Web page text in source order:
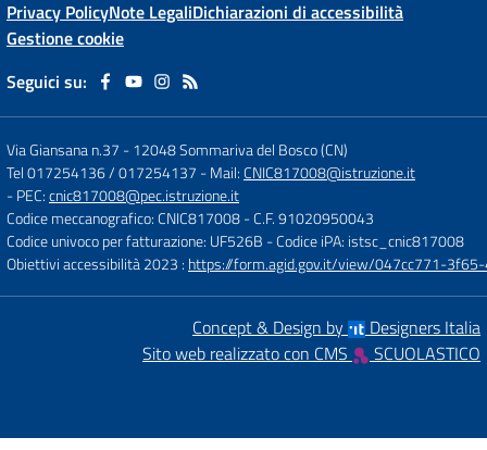
Privacy PolicyNote LegaliDichiarazioni di accessibilità
Gestione cookie
Seguici su:
Via Giansana n.37 -12048 Sommariva del Bosco (CN)
Tel 017254136 / 017254137 - Mail:CNIC817008@istruzione.it
- PEC:cnic817008@pec.istruzione.it
Codice meccanografico: CNIC817008- C.F. 91020950043
Codice univoco per fatturazione: UF526B - Codice iPA: istsc_cnic817008
Obiettivi accessibilità 2023 : https://form.agid.gov.it/view/047cc771-
Concept & Design by
Designers Italia
Sito web realizzato con CMS
SCUOLASTICO